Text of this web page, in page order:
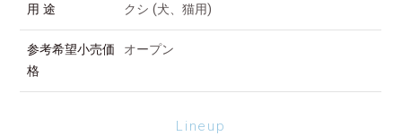
用 途 クシ (犬、猫用)
参考希望小売価
格
オープン
Lineup